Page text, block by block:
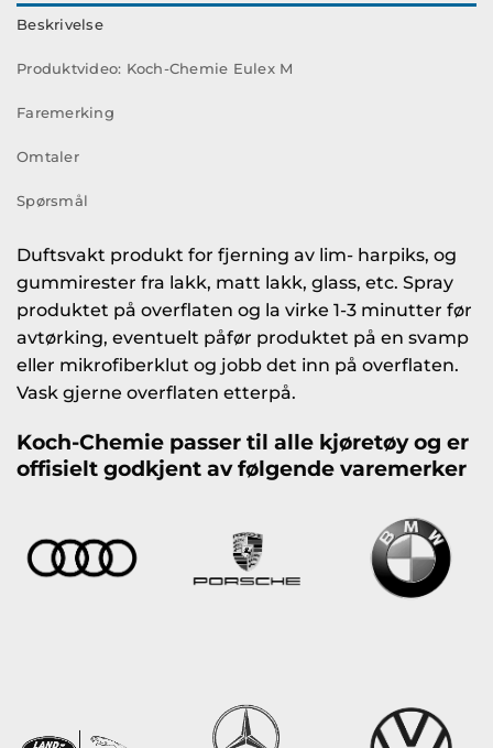
Beskrivelse
Produktvideo: Koch-Chemie Eulex M
Faremerking
Omtaler
Spørsmål
Duftsvakt produkt for fjerning av lim- harpiks, og
gummirester fra lakk, matt lakk, glass, etc. Spray
produktet på overflaten og la virke 1-3 minutter før
avtørking, eventuelt påfør produktet på en svamp
eller mikrofiberklut og jobb det inn på overflaten.
Vask gjerne overflaten etterpå.
Koch-Chemie passer til alle kjøretøy og er
offisielt godkjent av følgende varemerker